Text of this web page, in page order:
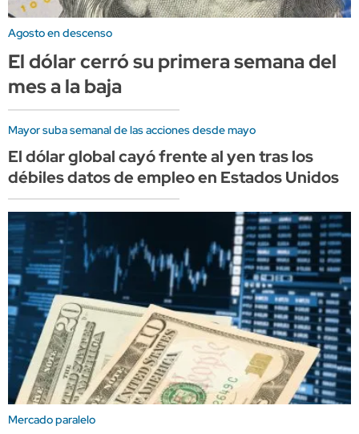
Agosto en descenso
El dólar cerró su primera semana del
mes a la baja
Mayor suba semanal de las acciones desde mayo
El dólar global cayó frente al yen tras los
débiles datos de empleo en Estados Unidos
Mercado paralelo